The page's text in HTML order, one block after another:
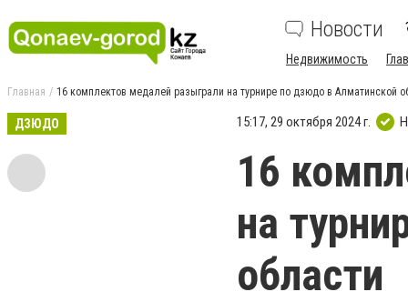
Новости
Недвижимость
Главная 16 комплектов медалей разыграли на турнире по дзюдо в Алматинской
ДЗЮДО 15:17, 29 октября 2024 г.
16
на
области